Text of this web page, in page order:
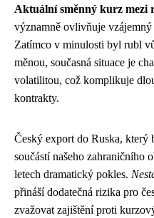
Aktuální směnný kurz mezi
významně ovlivňuje
Zatímco v minulosti byl rubl
měnou, současná situace je
volatilitou, což komplikuje
kontrakty.
Český export do Ruska,
součástí našeho zahraničního
letech dramatický pokles.
přináší dodatečná rizika pro
zvažovat zajištění proti